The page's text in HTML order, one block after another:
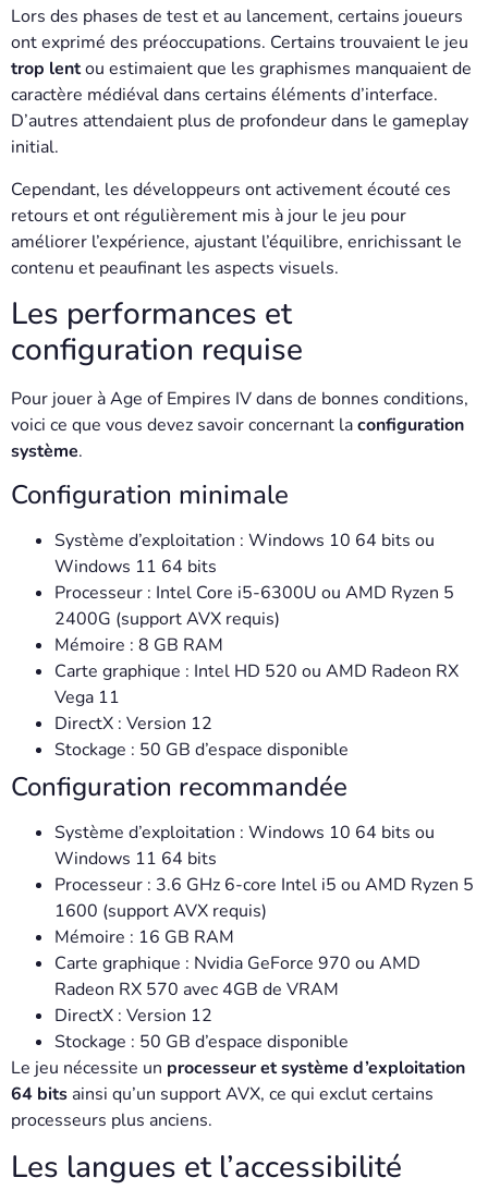
Lors des phases de test et au lancement, certains joueurs
ont exprimé des préoccupations. Certains trouvaient le jeu
trop lentou estimaient que les graphismes manquaient de
caractère médiéval dans certains éléments d’interface.
D’autres attendaient plus de profondeur dans le gameplay
initial.
Cependant, les développeurs ont activement écouté ces
retours et ont régulièrement mis à jour le jeu pour
améliorer l’expérience, ajustant l’équilibre, enrichissant le
contenu et peaufinant les aspects visuels.
Les performances et
configuration requise
Pour jouer à Age of Empires IV dans de bonnes conditions,
voici ce que vous devez savoir concernant laconfiguration
système.
Configuration minimale
Système d’exploitation : Windows 10 64 bits ou
Windows 11 64 bits
Processeur : Intel Core i5-6300U ou AMD Ryzen 5
2400G (support AVX requis)
Mémoire : 8 GB RAM
Carte graphique : Intel HD 520 ou AMD Radeon RX
Vega 11
DirectX : Version 12
Stockage : 50 GB d’espace disponible
Configuration recommandée
Système d’exploitation : Windows 10 64 bits ou
Windows 11 64 bits
Processeur : 3.6 GHz 6-core Intel i5 ou AMD Ryzen 5
1600 (support AVX requis)
Mémoire : 16 GB RAM
Carte graphique : Nvidia GeForce 970 ou AMD
Radeon RX 570 avec 4GB de VRAM
DirectX : Version 12
Stockage : 50 GB d’espace disponible
Le jeu nécessite un processeur et système d’exploitation
64 bits ainsi qu’un support AVX, ce qui exclut certains
processeurs plus anciens.
Les langues et l’accessibilité